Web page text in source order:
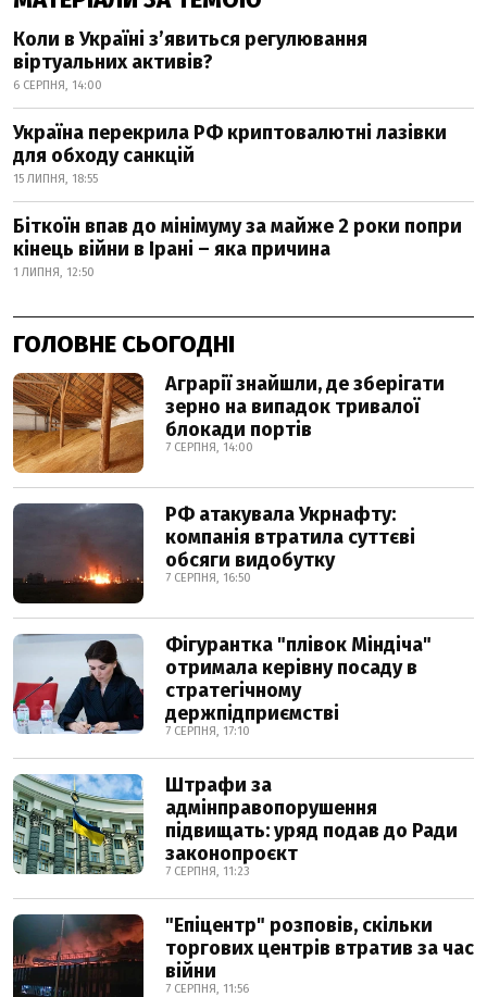
Коли в Україні з’явиться регулювання
віртуальних активів?
6 СЕРПНЯ, 14:00
Україна перекрила РФ криптовалютні лазівки
для обходу санкцій
15 ЛИПНЯ, 18:55
Біткоїн впав до мінімуму за майже 2 роки попри
кінець війни в Ірані – яка причина
1 ЛИПНЯ, 12:50
ГОЛОВНЕ СЬОГОДНІ
Аграрії знайшли, де зберігати
зерно на випадок тривалої
блокади портів
7 СЕРПНЯ, 14:00
РФ атакувала Укрнафту:
компанія втратила суттєві
обсяги видобутку
7 СЕРПНЯ, 16:50
Фігурантка "плівок Міндіча"
отримала керівну посаду в
стратегічному
держпідприємстві
7 СЕРПНЯ, 17:10
Штрафи за
адмінправопорушення
підвищать: уряд подав до Ради
законопроєкт
7 СЕРПНЯ, 11:23
"Епіцентр" розповів, скільки
торгових центрів втратив за час
війни
7 СЕРПНЯ, 11:56